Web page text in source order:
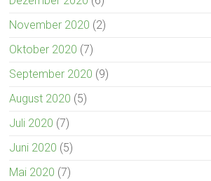
November 2020 (2)
Oktober 2020 (7)
September 2020 (9)
August 2020 (5)
Juli 2020 (7)
Juni 2020 (5)
Mai 2020 (7)